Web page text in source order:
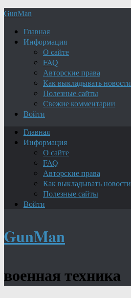
GunMan
Главная
Информация
О сайте
FAQ
Авторские права
Как выкладывать новости
Полезные сайты
Свежие комментарии
Войти
Главная
Информация
О сайте
FAQ
Авторские права
Как выкладывать новости
Полезные сайты
Войти
GunMan
военная техника